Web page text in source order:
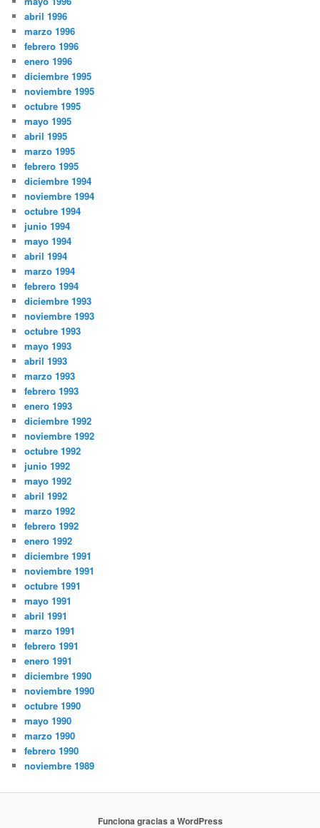
abril 1996
marzo 1996
febrero 1996
enero 1996
diciembre 1995
noviembre 1995
octubre 1995
mayo 1995
abril 1995
marzo 1995
febrero 1995
diciembre 1994
noviembre 1994
octubre 1994
junio 1994
mayo 1994
abril 1994
marzo 1994
febrero 1994
diciembre 1993
noviembre 1993
octubre 1993
mayo 1993
abril 1993
marzo 1993
febrero 1993
enero 1993
diciembre 1992
noviembre 1992
octubre 1992
junio 1992
mayo 1992
abril 1992
marzo 1992
febrero 1992
enero 1992
diciembre 1991
noviembre 1991
octubre 1991
mayo 1991
abril 1991
marzo 1991
febrero 1991
enero 1991
diciembre 1990
noviembre 1990
octubre 1990
mayo 1990
marzo 1990
febrero 1990
noviembre 1989
Funciona gracias a WordPress